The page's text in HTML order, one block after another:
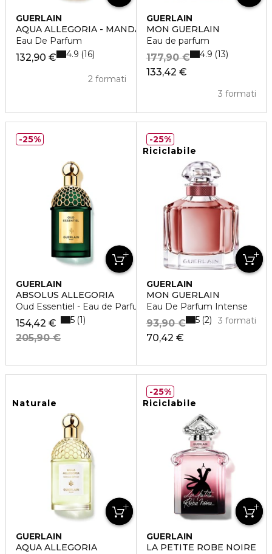
GUERLAIN
AQUA ALLEGORIA - MANDARINE BASILIC FORTE
Eau De Parfum
132,90 €
2 formati
4.9 16
GUERLAIN
MON GUERLAIN
Eau de parfum
133,42 €
177,90 €
3 formati
4.9 13
GUERLAIN
ABSOLUS ALLEGORIA
Oud Essentiel - Eau de Parfum
154,42 €
205,90 €
5 1
25%
Riciclabile
GUERLAIN
MON GUERLAIN
Eau De Parfum Intense
70,42 €
93,90 € 3 formati
5 2
25%
Naturale
GUERLAIN
AQUA ALLEGORIA
Riciclabile
GUERLAIN
LA PETITE ROBE NOIRE
25%